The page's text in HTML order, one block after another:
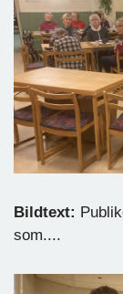
Bildtext:
som....